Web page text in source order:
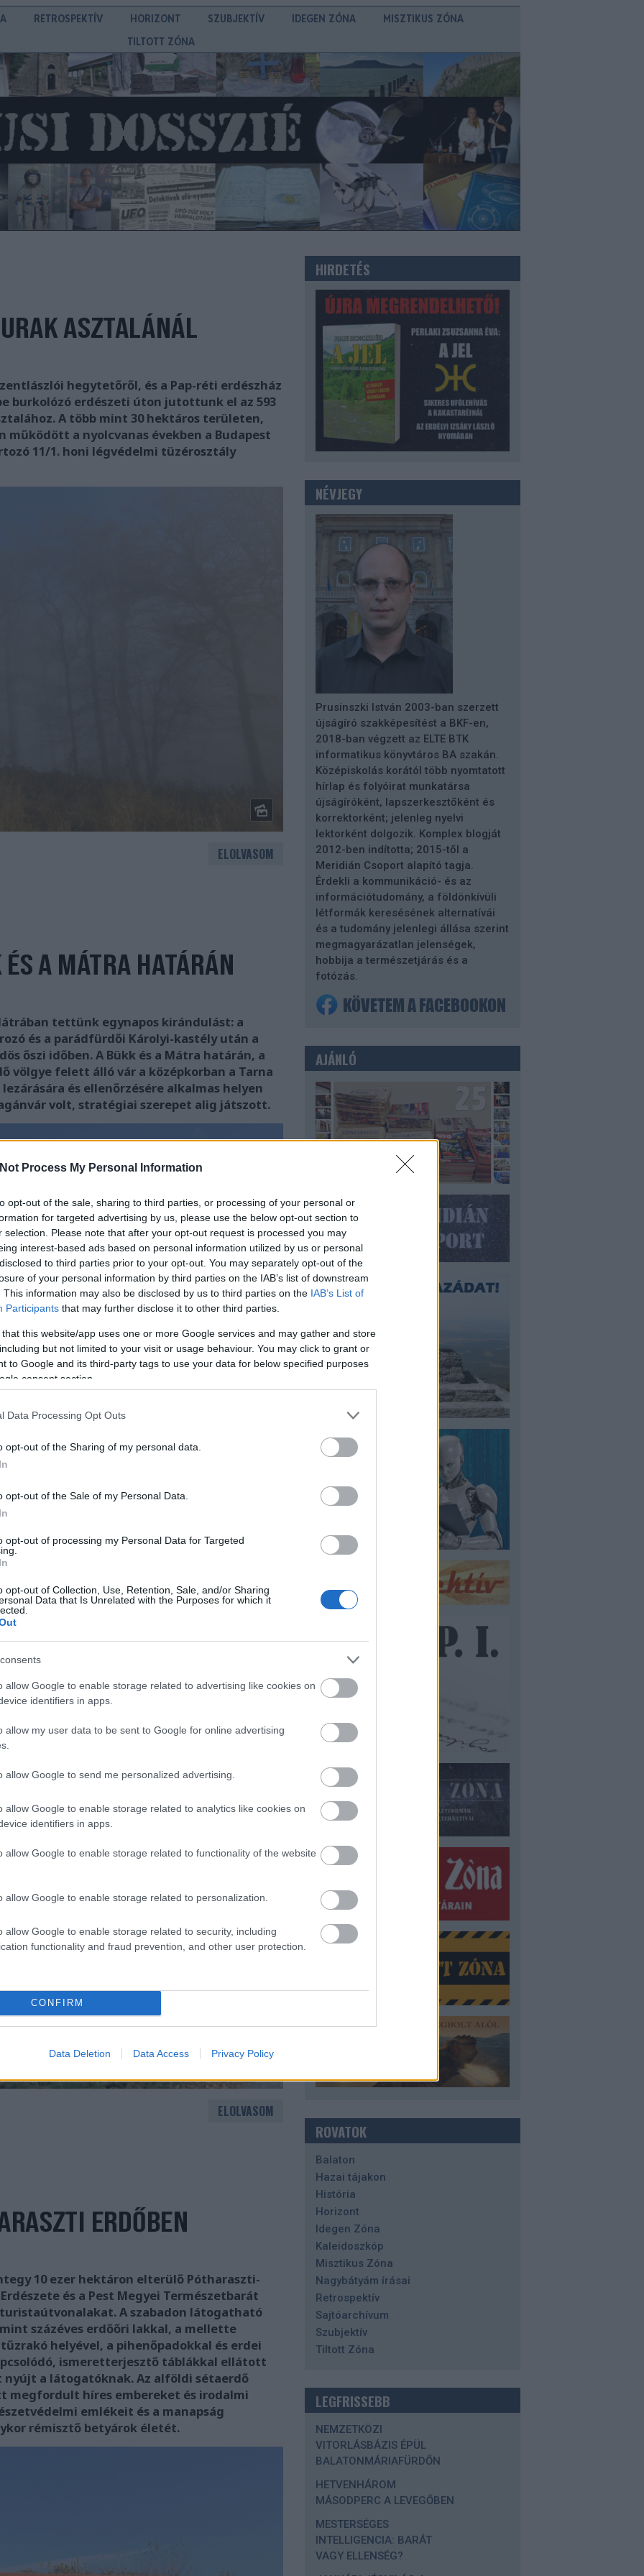
Process My Personal Information
opt-out of the sale, sharing to third parties, or processing of your personal or
for targeted advertising by us, please use the below opt-out section to
selection. Please note that after your opt-out request is processed you may
interest-based ads based on personal information utilized by us or personal
to third parties prior to your opt-out. You may separately opt-out of the
of your personal information by third parties on the IAB’s list of downstream
This information may also be disclosed by us to third parties on the IAB’s List of
Participants that may further disclose it to other third parties.
that this website/app uses one or more Google services and may gather and store
but not limited to your visit or usage behaviour. You may click to grant or
to Google and its third-party tags to use your data for below specified purposes
consent section.
Data Processing Opt Outs
opt-out of the Sharing of my personal data.
opt-out of the Sale of my Personal Data.
opt-out of processing my Personal Data for Targeted
opt-out of Collection, Use, Retention, Sale, and/or Sharing
Data that Is Unrelated with the Purposes for which it
allow Google to enable storage related to advertising like cookies on
identifiers in apps.
allow my user data to be sent to Google for online advertising
allow Google to send me personalized advertising.
allow Google to enable storage related to analytics like cookies on
identifiers in apps.
allow Google to enable storage related to functionality of the website
allow Google to enable storage related to personalization.
allow Google to enable storage related to security, including
functionality and fraud prevention, and other user protection.
CONFIRM
Data Deletion Data Access Privacy Policy
RETROSPEKTÍV HORIZONT SZUBJEKTÍV IDEGEN ZÓNA
MISZTIKUS ZÓNA
TILTOTT ZÓNA
ASZTALÁNÁL
hegytetőről, és a Pap-réti erdészház
burkolózó erdészeti úton jutottunk el az 593
A több mint 30 hektáros területen,
működött a nyolcvanas években a Budapest
11/1. honi légvédelmi tüzérosztály
ELOLVASOM
A MÁTRA HATÁRÁN
tettünk egynapos kirándulást: a
és a parádfürdői Károlyi-kastély után a
őszi időben. A Bükk és a Mátra határán, a
völgye felett álló vár a középkorban a Tarna
és ellenőrzésére alkalmas helyen
volt, stratégiai szerepet alig játszott.
területén fekvő kis zsákfalu,
földrajzi értelemben vett
vezet az időjárás viszontagságait és a
jeltoronyhoz, amelynek környezete hűen
ELOLVASOM
ERDŐBEN
10 ezer hektáron elterülő Pótharaszti-
és a Pest Megyei Természetbarát
A szabadon látogatható
százéves erdőőri lakkal, a mellette
helyével, a pihenőpadokkal és erdei
ismeretterjesztő táblákkal ellátott
a látogatóknak. Az alföldi sétaerdő
megfordult híres embereket és irodalmi
emlékeit és a manapság
rémisztő betyárok életét.
HIRDETÉS
NÉVJEGY
Prusinszki István 2003-ban szerzett
újságíró szakképesítést a BKF-en,
2018-ban végzett az ELTE BTK
informatikus könyvtáros BA szakán.
Középiskolás korától több nyomtatott
hírlap és folyóirat munkatársa
újságíróként, lapszerkesztőként és
korrektorként; jelenleg nyelvi
lektorként dolgozik. Komplex blogját
2012-ben indította; 2015-től a
Meridián Csoport alapító tagja.
Érdekli a kommunikáció- és az
információtudomány, a földönkívüli
létformák keresésének alternatívái
és a tudomány jelenlegi állása szerint
megmagyarázatlan jelenségek,
hobbija a természetjárás és a
fotózás.
AJÁNLÓ
ROVATOK
Balaton
Hazai tájakon
História
Horizont
Idegen Zóna
Kaleidoszkóp
Misztikus Zóna
Nagybátyám írásai
Retrospektív
Sajtóarchívum
Szubjektív
Tiltott Zóna
LEGFRISSEBB
NEMZETKÖZI
VITORLÁSBÁZIS ÉPÜL
BALATONMÁRIAFÜRDŐN
HETVENHÁROM
MÁSODPERC A LEVEGŐBEN
MESTERSÉGES
INTELLIGENCIA: BARÁT
VAGY ELLENSÉG?